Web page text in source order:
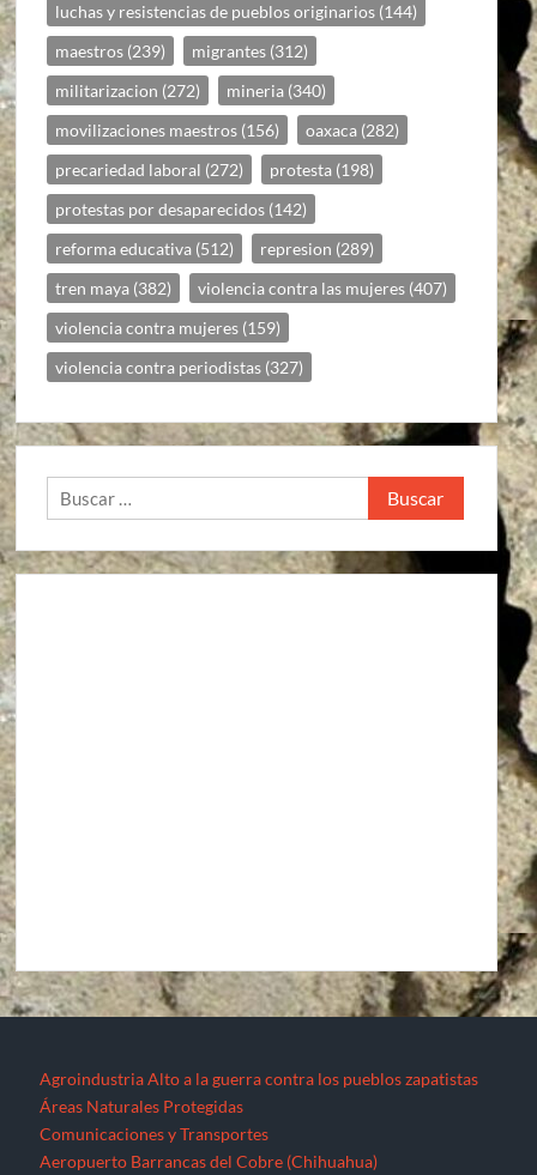
luchas y resistencias de pueblos originarios (144)
maestros (239) migrantes (312)
militarizacion (272) mineria (340)
movilizaciones maestros (156) oaxaca (282)
precariedad laboral (272) protesta (198)
protestas por desaparecidos (142)
reforma educativa (512) represion (289)
tren maya (382) violencia contra las mujeres (407)
violencia contra mujeres (159)
violencia contra periodistas (327)
Buscar:
Carreteras Oaxaca-Costa y Oaxaca-Istmo
Carreteras Oaxaca-Costa y Oaxaca-Istmo
Corredor transversal Manzanillo-Tampico
Nuevo Aeropuerto de la Ciudad de México (México)
Proyecto Cuyutlán-Puerto (Colima)
Supercarretera Mazatlán-Durango
ContactoCorredores industrialesDesaparecidos